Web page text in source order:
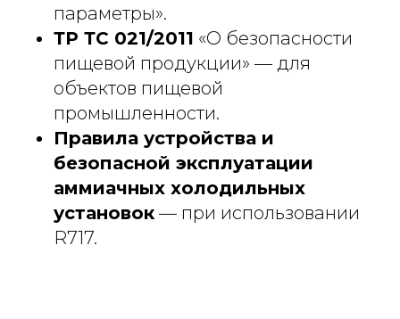
параметры».
ТР ТС 021/2011 «О безопасности
пищевой продукции» — для
объектов пищевой
промышленности.
Правила устройства и
безопасной эксплуатации
аммиачных холодильных
установок — при использовании
R717.